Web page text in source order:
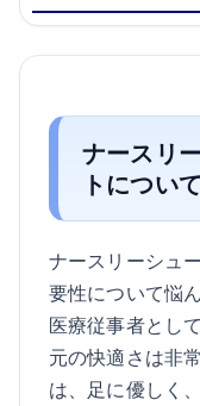
ナースリ
トについ
ナースリーシュ
要性について悩
医療従事者とし
元の快適さは非
は、足に優しく